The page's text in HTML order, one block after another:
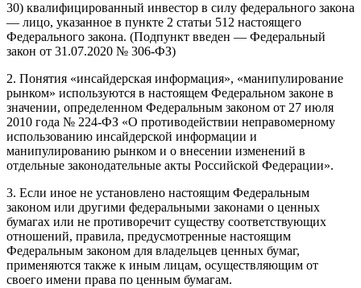
30) квалифицированный инвестор в силу федерального закона
— лицо, указанное в пункте 2 статьи 512 настоящего
Федерального закона. (Подпункт введен — Федеральный
закон от 31.07.2020 № 306-ФЗ)
2. Понятия «инсайдерская информация», «манипулирование
рынком» используются в настоящем Федеральном законе в
значении, определенном Федеральным законом от 27 июля
2010 года № 224-ФЗ «О противодействии неправомерному
использованию инсайдерской информации и
манипулированию рынком и о внесении изменений в
отдельные законодательные акты Российской Федерации».
3. Если иное не установлено настоящим Федеральным
законом или другими федеральными законами о ценных
бумагах или не противоречит существу соответствующих
отношений, правила, предусмотренные настоящим
Федеральным законом для владельцев ценных бумаг,
применяются также к иным лицам, осуществляющим от
своего имени права по ценным бумагам.